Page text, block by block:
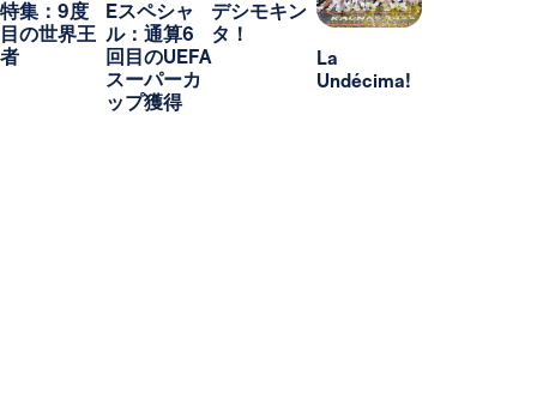
特集：9度
目の世界王
者
Eスペシャ
ル：通算6
回目のUEFA
スーパーカ
ップ獲得
デシモキン
タ！
La
Undécima!